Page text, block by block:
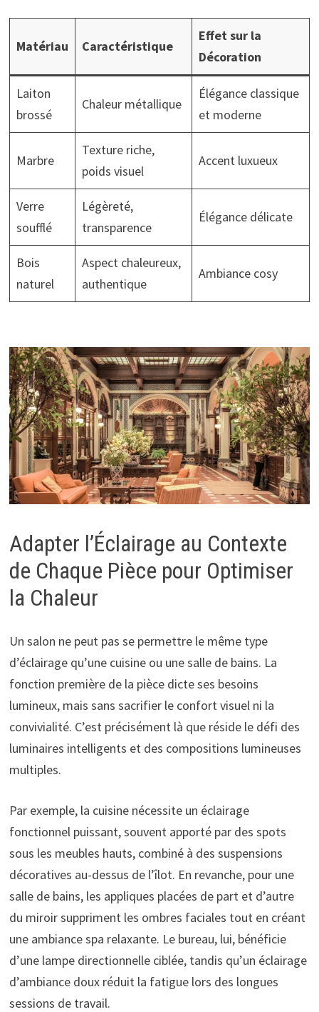
Matériau Caractéristique
Effet sur la
Décoration
Laiton
brossé
Chaleur métallique
Élégance classique
et moderne
Marbre
Texture riche,
poids visuel
Accent luxueux
Verre
soufflé
Légèreté,
transparence
Élégance délicate
Bois
naturel
Aspect chaleureux,
authentique
Ambiance cosy
Adapter l’Éclairage au Contexte
de Chaque Pièce pour Optimiser
la Chaleur
Un salon ne peut pas se permettre le même type
d’éclairage qu’une cuisine ou une salle de bains. La
fonction première de la pièce dicte ses besoins
lumineux, mais sans sacrifier le confort visuel ni la
convivialité. C’est précisément là que réside le défi des
luminaires intelligents et des compositions lumineuses
multiples.
Par exemple, la cuisine nécessite un éclairage
fonctionnel puissant, souvent apporté par des spots
sous les meubles hauts, combiné à des suspensions
décoratives au-dessus de l’îlot. En revanche, pour une
salle de bains, les appliques placées de part et d’autre
du miroir suppriment les ombres faciales tout en créant
une ambiance spa relaxante. Le bureau, lui, bénéficie
d’une lampe directionnelle ciblée, tandis qu’un éclairage
d’ambiance doux réduit la fatigue lors des longues
sessions de travail.